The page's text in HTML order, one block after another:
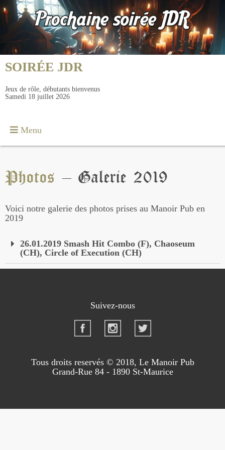
SOIRÉE JDR
Jeux de rôle, débutants bienvenus
Samedi 18 juillet 2026
Menu
Photos – Galerie 2019
Voici notre galerie des photos prises au Manoir Pub en
2019
26.01.2019 Smash Hit Combo (F), Chaoseum
(CH), Circle of Execution (CH)
Suivez-nous
Tous droits reservés © 2018, Le Manoir Pub
Grand-Rue 84 - 1890 St-Maurice